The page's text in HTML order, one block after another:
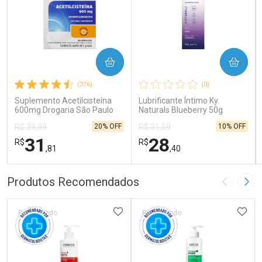
(376)
Suplemento Acetilcisteína
600mg Drogaria São Paulo
R$ 39,99
R$31 ,81
20% OFF
COMPRAR
FECHAR
FECHAR
Por Menos
(0)
Lubrificante Íntimo Ky
Naturals Blueberry 50g
R$ 31,59
R$28,40
10% OFF
COMPRAR
Por Menos
Produtos Recomendados Imagem
Patrocinado ADICIONAR AOS FAVORITOS
Patrocinado